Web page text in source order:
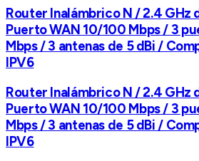
Router Inalámbrico N / 2.4 GHz
Puerto WAN 10/100 Mbps / 3
Mbps / 3 antenas de 5 dBi /
IPV6
Router Inalámbrico N / 2.4 GHz
Puerto WAN 10/100 Mbps / 3
Mbps / 3 antenas de 5 dBi /
IPV6